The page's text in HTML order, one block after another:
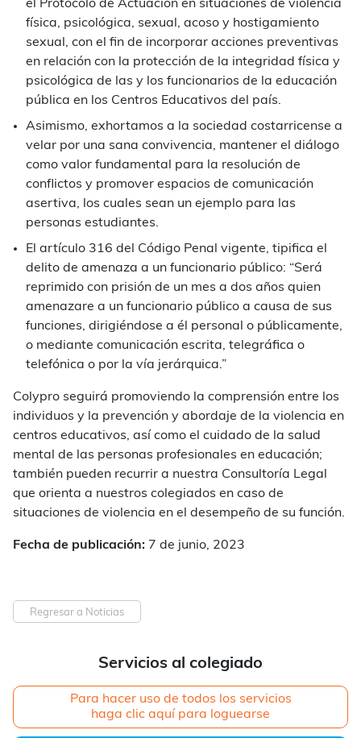
Servicios al colegiado
Para hacer uso de todos los servicios
haga clic aquí para loguearse
el Protocolo de Actuación en situaciones de violencia
física, psicológica, sexual, acoso y hostigamiento
sexual, con el fin de incorporar acciones preventivas
en relación con la protección de la integridad física y
psicológica de las y los funcionarios de la educación
pública en los Centros Educativos del país.
Asimismo, exhortamos a la sociedad costarricense a
velar por una sana convivencia, mantener el diálogo
como valor fundamental para la resolución de
conflictos y promover espacios de comunicación
asertiva, los cuales sean un ejemplo para las
personas estudiantes.
El artículo 316 del Código Penal vigente, tipifica el
delito de amenaza a un funcionario público: “Será
reprimido con prisión de un mes a dos años quien
amenazare a un funcionario público a causa de sus
funciones, dirigiéndose a él personal o públicamente,
o mediante comunicación escrita, telegráfica o
telefónica o por la vía jerárquica.”
Colypro seguirá promoviendo la comprensión entre los
individuos y la prevención y abordaje de la violencia en
centros educativos, así como el cuidado de la salud
mental de las personas profesionales en educación;
también pueden recurrir a nuestra Consultoría Legal
que orienta a nuestros colegiados en caso de
situaciones de violencia en el desempeño de su función.
Fecha de publicación: 7 de junio, 2023
Regresar a Noticias